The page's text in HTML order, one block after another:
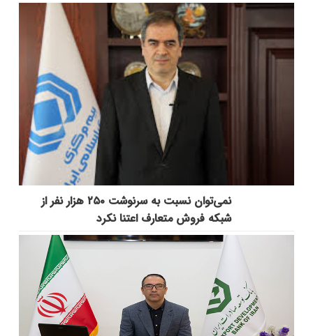
نمی‌توان نسبت به سرنوشت ۲۵۰ هزار نفر از
شبکه فروش متعارف اعتنا نکرد